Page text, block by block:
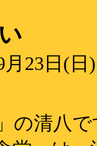
月23日(
の清八